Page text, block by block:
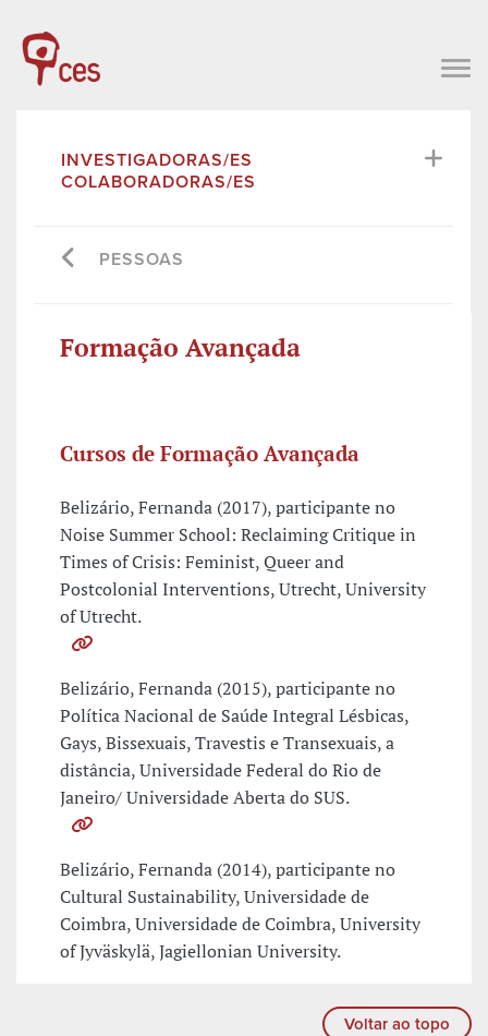
INVESTIGADORAS/ES
COLABORADORAS/ES
PESSOAS
Formação Avançada
Cursos de Formação Avançada
Belizário, Fernanda (2017), participante no
Noise Summer School: Reclaiming Critique in
Times of Crisis: Feminist, Queer and
Postcolonial Interventions, Utrecht, University
of Utrecht.
Belizário, Fernanda (2015), participante no
Política Nacional de Saúde Integral Lésbicas,
Gays, Bissexuais, Travestis e Transexuais, a
distância, Universidade Federal do Rio de
Janeiro/ Universidade Aberta do SUS.
Belizário, Fernanda (2014), participante no
Cultural Sustainability, Universidade de
Coimbra, Universidade de Coimbra, University
of Jyväskylä, Jagiellonian University.
Voltar ao topo